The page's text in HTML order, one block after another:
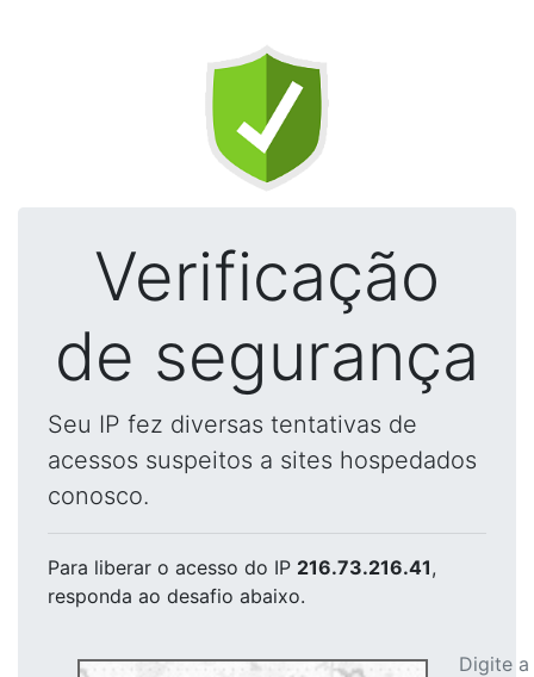
Verificação
de segurança
Seu IP fez diversas tentativas de
acessos suspeitos a sites hospedados
conosco.
Para liberar o acesso do IP 216.73.216.41,
responda ao desafio abaixo.
Digite